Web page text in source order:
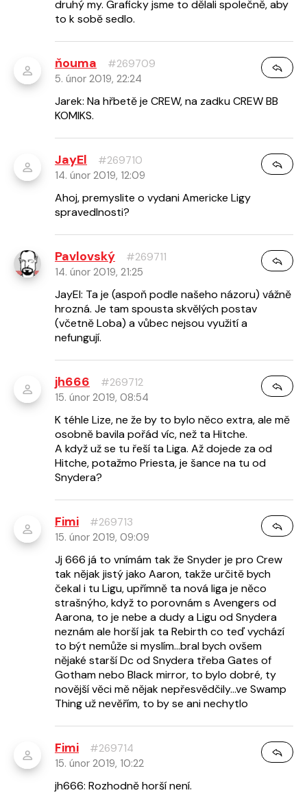
druhý my. Graficky jsme to dělali společně, aby
to k sobě sedlo.
ňouma
#269709
5. únor 2019, 22:24
Jarek: Na hřbetě je CREW, na zadku CREW BB
KOMIKS.
JayEl
#269710
14. únor 2019, 12:09
Ahoj, premyslite o vydani Americke Ligy
spravedlnosti?
Pavlovský
#269711
14. únor 2019, 21:25
JayEl: Ta je (aspoň podle našeho názoru) vážně
hrozná. Je tam spousta skvělých postav
(včetně Loba) a vůbec nejsou využití a
nefungují.
jh666
#269712
15. únor 2019, 08:54
K téhle Lize, ne že by to bylo něco extra, ale mě
osobně bavila pořád víc, než ta Hitche.
A když už se tu řeší ta Liga. Až dojede za od
Hitche, potažmo Priesta, je šance na tu od
Snydera?
Fimi
#269713
15. únor 2019, 09:09
Jj 666 já to vnímám tak že Snyder je pro Crew
tak nějak jistý jako Aaron, takže určitě bych
čekal i tu Ligu, upřímně ta nová liga je něco
strašnýho, když to porovnám s Avengers od
Aarona, to je nebe a dudy a Ligu od Snydera
neznám ale horší jak ta Rebirth co teď vychází
to být nemůže si myslím...bral bych ovšem
nějaké starší Dc od Snydera třeba Gates of
Gotham nebo Black mirror, to bylo dobré, ty
novější věci mě nějak nepřesvědčily...ve Swamp
Thing už nevěřím, to by se ani nechytlo
Fimi
#269714
15. únor 2019, 10:22
jh666: Rozhodně horší není.